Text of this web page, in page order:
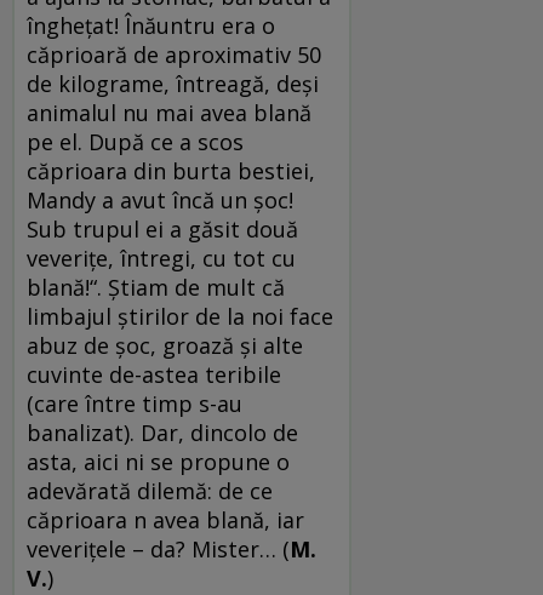
îngheţat! Înăuntru era o
căprioară de aproximativ 50
de kilograme, întreagă, deşi
animalul nu mai avea blană
pe el. După ce a scos
căprioara din burta bestiei,
Mandy a avut încă un şoc!
Sub trupul ei a găsit două
veveriţe, întregi, cu tot cu
blană!“. Știam de mult că
limbajul știrilor de la noi face
abuz de șoc, groază și alte
cuvinte de-astea teribile
(care între timp s-au
banalizat). Dar, dincolo de
asta, aici ni se propune o
adevărată dilemă: de ce
căprioara n avea blană, iar
veverițele – da? Mister… (M.
V.)